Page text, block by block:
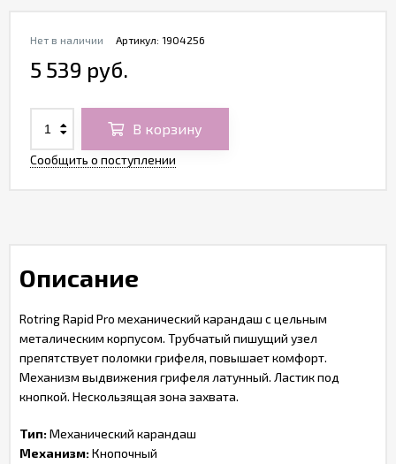
Артикул: 1904256
Нет в наличии
5 539 руб.
В корзину
Сообщить о поступлении
Описание
Rotring Rapid Pro механический карандаш с цельным
металическим корпусом. Трубчатый пишущий узел
препятствует поломки грифеля, повышает комфорт.
Механизм выдвижения грифеля латунный. Ластик под
кнопкой. Нескользящая зона захвата.
Тип:Механический карандаш
Механизм:Кнопочный